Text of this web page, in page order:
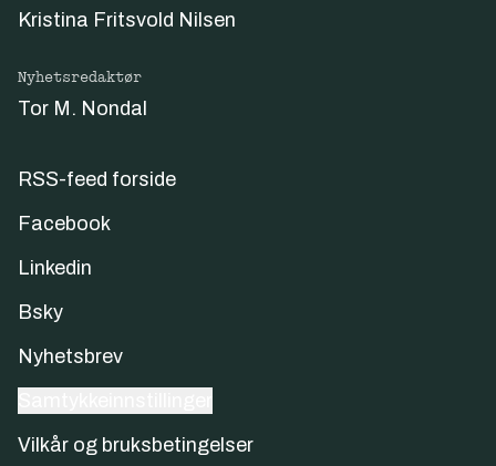
Kristina Fritsvold Nilsen
Nyhetsredaktør
Tor M. Nondal
RSS-feed forside
Facebook
Linkedin
Bsky
Nyhetsbrev
Vilkår og bruksbetingelser